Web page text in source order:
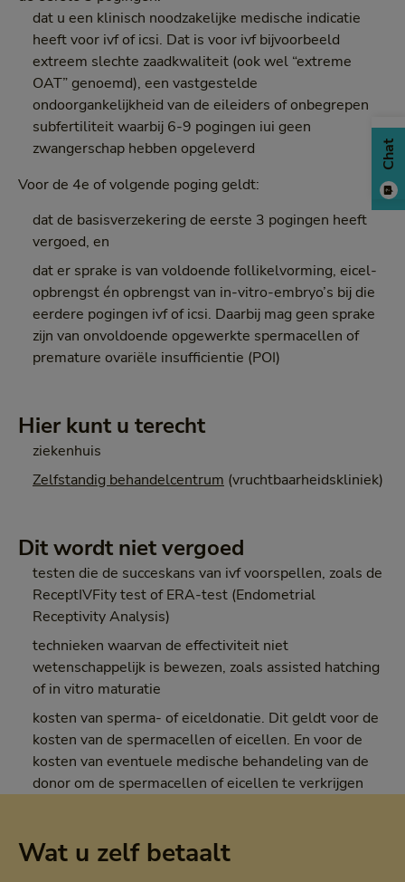
dat u een klinisch noodzakelijke medische indicatie
heeft voor ivf of icsi. Dat is voor ivf bijvoorbeeld
extreem slechte zaadkwaliteit (ook wel “extreme
OAT” genoemd), een vastgestelde
ondoorgankelijkheid van de eileiders of onbegrepen
subfertiliteit waarbij 6-9 pogingen iui geen
zwangerschap hebben opgeleverd
Voor de 4e of volgende poging geldt:
dat de basisverzekering de eerste 3 pogingen heeft
vergoed, en
dat er sprake is van voldoende follikelvorming, eicel-
opbrengst én opbrengst van in-vitro-embryo’s bij die
eerdere pogingen ivf of icsi. Daarbij mag geen sprake
zijn van onvoldoende opgewerkte spermacellen of
premature ovariële insufficientie (POI)
Hier kunt u terecht
ziekenhuis
Zelfstandig behandelcentrum (vruchtbaarheidskliniek)
Dit wordt niet vergoed
testen die de succeskans van ivf voorspellen, zoals de
ReceptIVFity test of ERA-test (Endometrial
Receptivity Analysis)
technieken waarvan de effectiviteit niet
wetenschappelijk is bewezen, zoals assisted hatching
of in vitro maturatie
kosten van sperma- of eiceldonatie. Dit geldt voor de
kosten van de spermacellen of eicellen. En voor de
kosten van eventuele medische behandeling van de
donor om de spermacellen of eicellen te verkrijgen
Wat u zelf betaalt
Chat